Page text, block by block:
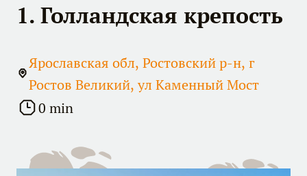
1. Голландская крепость
Ярославская обл, Ростовский р-н, г
Ростов Великий, ул Каменный Мост
0 min